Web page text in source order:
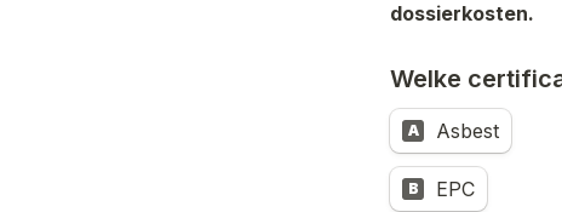
dossierkosten.
Welke
A Asbest
B EPC